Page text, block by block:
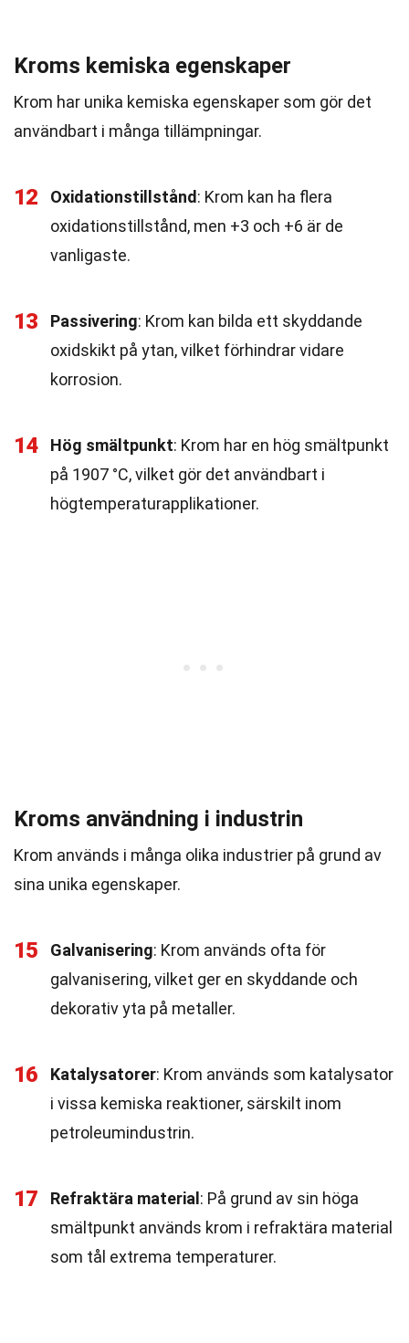
Kroms kemiska egenskaper
Krom har unika kemiska egenskaper som gör det
användbart i många tillämpningar.
12 Oxidationstillstånd : Krom kan ha flera
oxidationstillstånd, men +3 och +6 är de
vanligaste.
13 Passivering: Krom kan bilda ett skyddande
oxidskikt på ytan, vilket förhindrar vidare
korrosion.
14 Hög smältpunkt: Krom har en hög smältpunkt
på 1907 °C, vilket gör det användbart i
högtemperaturapplikationer.
Kroms användning i industrin
Krom används i många olika industrier på grund av
sina unika egenskaper.
15 Galvanisering: Krom används ofta för
galvanisering, vilket ger en skyddande och
dekorativ yta på metaller.
16 Katalysatorer: Krom används som katalysator
i vissa kemiska reaktioner, särskilt inom
petroleumindustrin.
17 Refraktära material : På grund av sin höga
smältpunkt används krom i refraktära material
som tål extrema temperaturer.